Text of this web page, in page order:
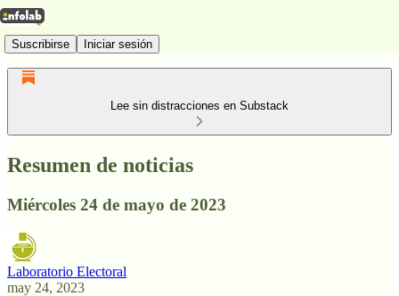
Suscribirse Iniciar sesión
Lee sin distracciones en Substack
Resumen de noticias
Miércoles 24 de mayo de 2023
Laboratorio Electoral
may 24, 2023